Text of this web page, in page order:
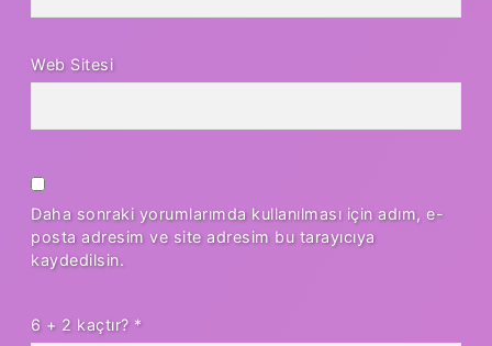
Web Sitesi
Daha sonraki yorumlarımda kullanılması için adım, e-
posta adresim ve site adresim bu tarayıcıya
kaydedilsin.
6 + 2 kaçtır? *